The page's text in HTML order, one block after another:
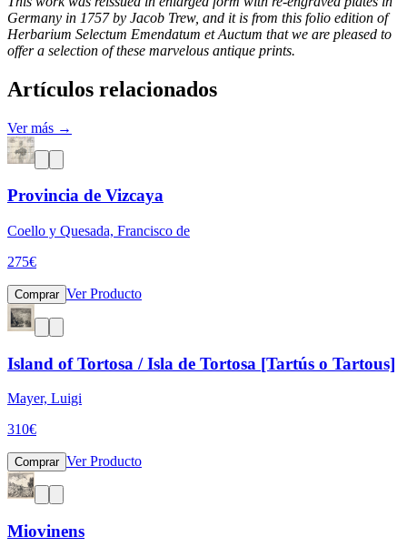
Germany in 1757 by Jacob Trew, and it is from this folio edition of
Herbarium Selectum Emendatum et Auctum that we are pleased to
offer a selection of these marvelous antique prints.
Artículos relacionados
Ver más →
Provincia de Vizcaya
Coello y Quesada, Francisco de
275€
Comprar Ver Producto
Island of Tortosa / Isla de Tortosa [Tartús o Tartous]
Mayer, Luigi
310€
Comprar Ver Producto
Miovinens